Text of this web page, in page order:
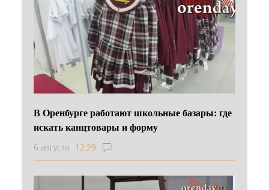
В Оренбурге работают школьные базары: где
искать канцтовары и форму
6 августа 12:29